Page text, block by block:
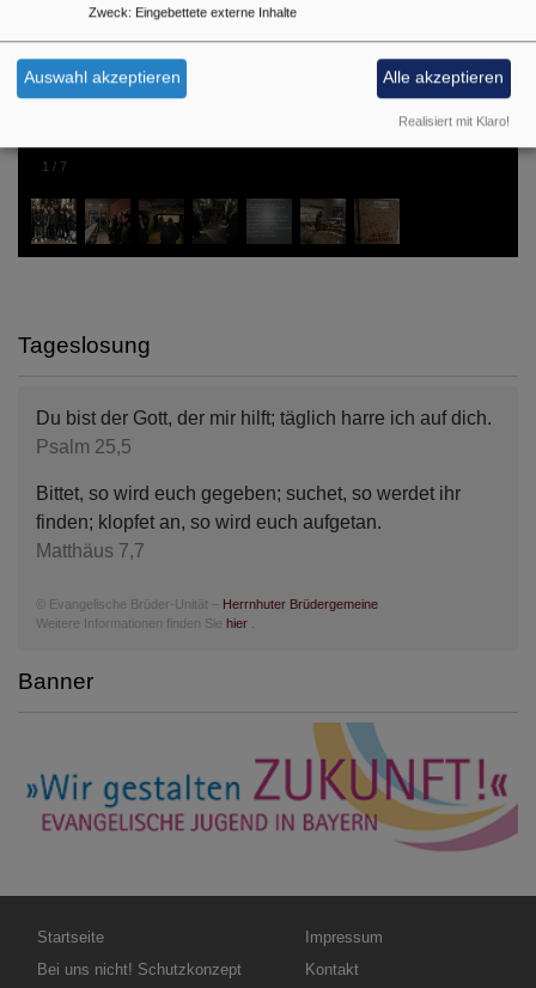
1 / 7
Tageslosung
Du bist der Gott, der mir hilft; täglich harre ich auf dich.
Psalm 25,5
Bittet, so wird euch gegeben; suchet, so werdet ihr
finden; klopfet an, so wird euch aufgetan.
Matthäus 7,7
© Evangelische Brüder-Unität – Herrnhuter Brüdergemeine
Weitere Informationen finden Sie hier
Banner
Hauptnavigation
Startseite
Bei uns nicht! Schutzkonzept
Fußbereichsmenü
Impressum
Kontakt
Zweck: Eingebettete externe Inhalte
Auswahl akzeptieren Alle akzeptieren
Realisiert mit Klaro!